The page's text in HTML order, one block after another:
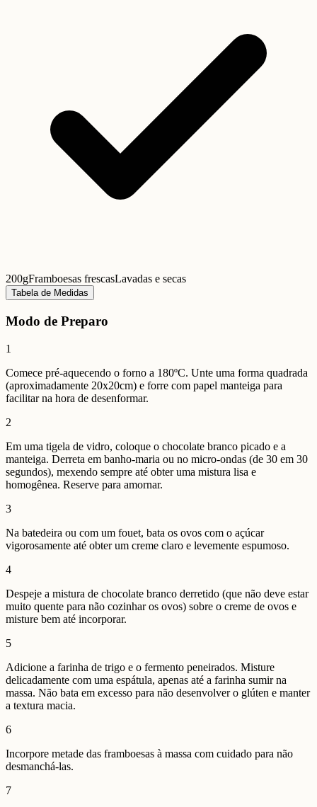
200gFramboesas frescasLavadas e secas
Tabela de Medidas
Modo de Preparo
1
Comece pré-aquecendo o forno a 180ºC. Unte uma forma quadrada
(aproximadamente 20x20cm) e forre com papel manteiga para
facilitar na hora de desenformar.
2
Em uma tigela de vidro, coloque o chocolate branco picado e a
manteiga. Derreta em banho-maria ou no micro-ondas (de 30 em 30
segundos), mexendo sempre até obter uma mistura lisa e
homogênea. Reserve para amornar.
3
Na batedeira ou com um fouet, bata os ovos com o açúcar
vigorosamente até obter um creme claro e levemente espumoso.
4
Despeje a mistura de chocolate branco derretido (que não deve estar
muito quente para não cozinhar os ovos) sobre o creme de ovos e
misture bem até incorporar.
5
Adicione a farinha de trigo e o fermento peneirados. Misture
delicadamente com uma espátula, apenas até a farinha sumir na
massa. Não bata em excesso para não desenvolver o glúten e manter
a textura macia.
6
Incorpore metade das framboesas à massa com cuidado para não
desmanchá-las.
7